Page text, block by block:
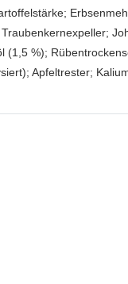
(1,5 %);
Apfeltrester;